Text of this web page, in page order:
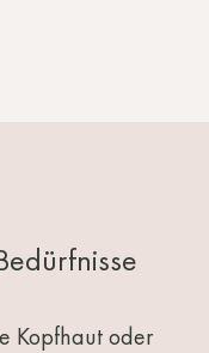
Kopfhaut oder